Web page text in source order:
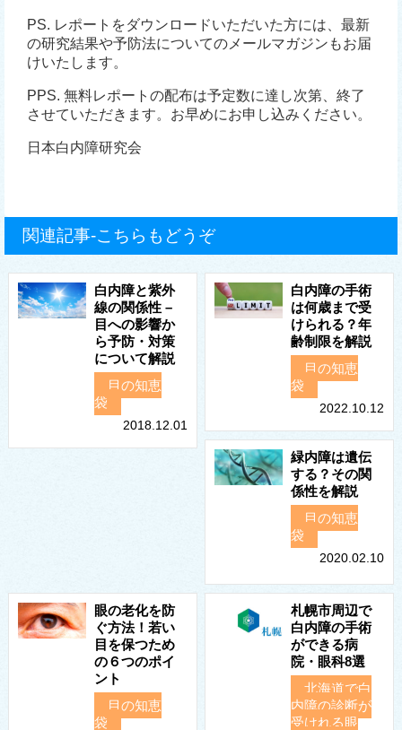
PS. レポートをダウンロードいただいた方には、最新
の研究結果や予防法についてのメールマガジンもお届
けいたします。
PPS. 無料レポートの配布は予定数に達し次第、終了
させていただきます。お早めにお申し込みください。
日本白内障研究会
関連記事-こちらもどうぞ
白内障と紫外
線の関係性 –
目への影響か
ら予防・対策
について解説
目の知恵
袋
2018.12.01
白内障の手術
は何歳まで受
けられる？年
齢制限を解説
目の知恵
袋
2022.10.12
緑内障は遺伝
する？その関
係性を解説
目の知恵
袋
2020.02.10
眼の老化を防
ぐ方法！若い
目を保つため
の６つのポイ
ント
目の知恵
袋
札幌市周辺で
白内障の手術
ができる病
院・眼科8選
北海道で白
内障の診断が
受けれる眼